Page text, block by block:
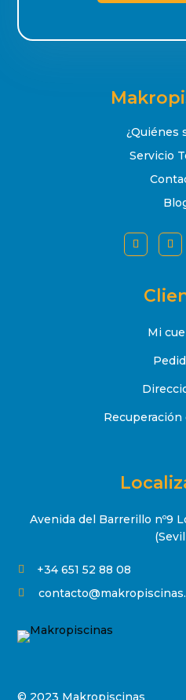
¿Quiénes
Servicio
Mi
Recuperación
Avenida del Barrerillo nº9
 +34 651 52 88 08

© 2023 Makropiscinas